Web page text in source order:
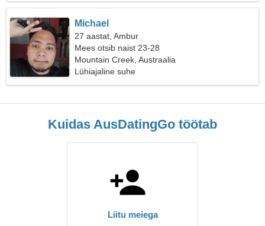
Michael
27 aastat, Ambur
Mees otsib naist 23-28
Mountain Creek, Austraalia
Lühiajaline suhe
Kuidas AusDatingGo töötab
Liitu meiega